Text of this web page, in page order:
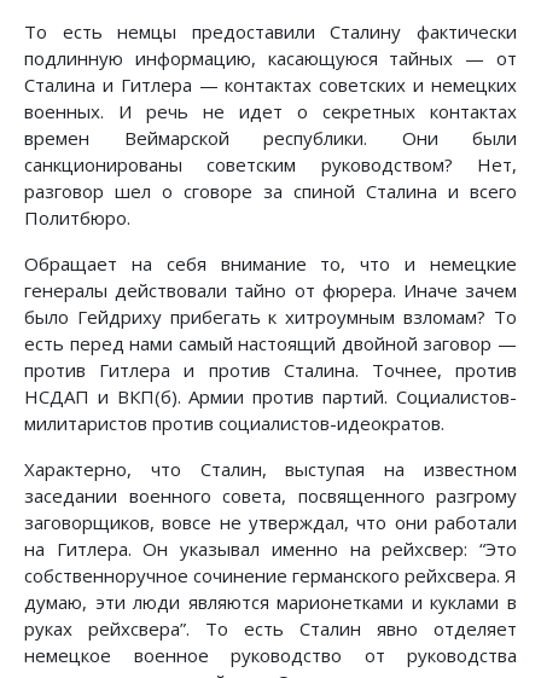
То есть немцы предоставили Сталину фактически
подлинную информа­цию, касающуюся тайных — от
Сталина и Гитлера — контактах советских и немецких
военных. И речь не идет о секретных контактах
времен Веймарской республики. Они были
санкционированы советским руководством? Нет,
разговор шел о сговоре за спиной Сталина и всего
Политбюро.
Обращает на себя внимание то, что и немецкие
генералы действовали тайно от фюрера. Иначе зачем
было Гейдриху прибегать к хитроумным взломам? То
есть перед нами самый настоящий двойной заговор —
против Гитлера и против Сталина. Точнее, против
НСДАП и ВКП(б). Армии против партий. Социалистов-
милитаристов против социалистов-идеократов.
Характерно, что Сталин, выступая на известном
заседании военного совета, посвященного разгрому
заговорщиков, вовсе не утверждал, что они работали
на Гитлера. Он указывал именно на рейхсвер: “Это
собственно­ручное сочинение германского рейхсвера. Я
думаю, эти люди являются марионетками и куклами в
руках рейхсвера”. То есть Сталин явно отделяет
немецкое военное руководство от руководства